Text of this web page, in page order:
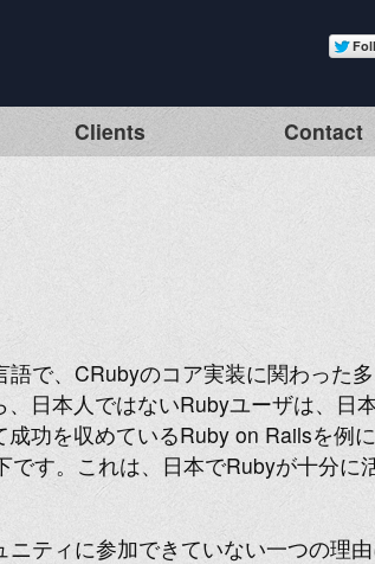
Clients Contact
で、CRubyのコア実装に関わった
日本人ではないRubyユーザは、日
功を収めているRuby on Railsを例
す。これは、日本でRubyが十分に
ティに参加できていない一つの理